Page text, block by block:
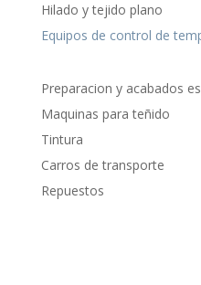
Hilado y tejido plano
Equipos de control de
Preparacion y acabados
Maquinas para teñido
Tintura
Carros de transporte
Repuestos